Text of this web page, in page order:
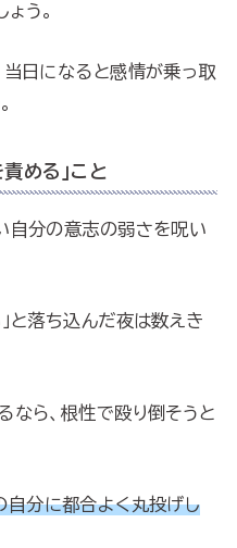
う。
当日になると感情が乗っ取
める」こと
自分の意志の弱さを呪い
と落ち込んだ夜は数えき
なら、根性で殴り倒そうと
自分に都合よく丸投げし